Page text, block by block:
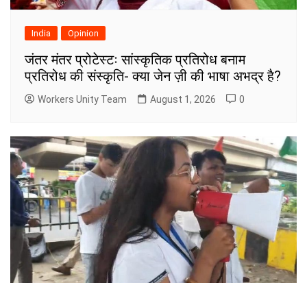
India Opinion
जंतर मंतर प्रोटेस्टः सांस्कृतिक प्रतिरोध बनाम
प्रतिरोध की संस्कृति- क्या जेन ज़ी की भाषा अभद्र है?
Workers Unity Team August 1, 2026 0